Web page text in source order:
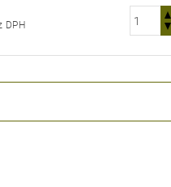
bez DPH